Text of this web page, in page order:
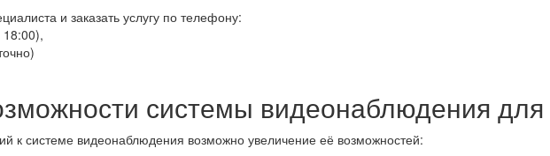
и заказать услугу по телефону:
18:00),
системы видеонаблюдения для
к системе видеонаблюдения возможно увеличение её возможностей: